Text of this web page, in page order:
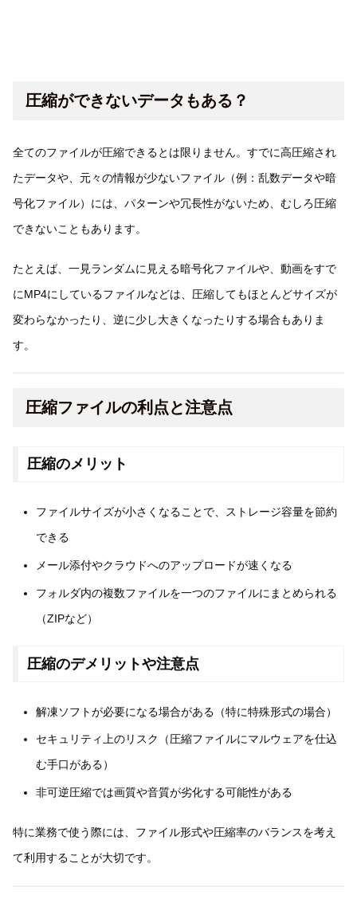
圧縮ができないデータもある？
全てのファイルが圧縮できるとは限りません。すでに高圧縮され
たデータや、元々の情報が少ないファイル（例：乱数データや暗
号化ファイル）には、パターンや冗長性がないため、むしろ圧縮
できないこともあります。
たとえば、一見ランダムに見える暗号化ファイルや、動画をすで
にMP4にしているファイルなどは、圧縮してもほとんどサイズが
変わらなかったり、逆に少し大きくなったりする場合もありま
す。
圧縮ファイルの利点と注意点
圧縮のメリット
ファイルサイズが小さくなることで、ストレージ容量を節約
できる
メール添付やクラウドへのアップロードが速くなる
フォルダ内の複数ファイルを一つのファイルにまとめられる
（ZIPなど）
圧縮のデメリットや注意点
解凍ソフトが必要になる場合がある（特に特殊形式の場合）
セキュリティ上のリスク（圧縮ファイルにマルウェアを仕込
む手口がある）
非可逆圧縮では画質や音質が劣化する可能性がある
特に業務で使う際には、ファイル形式や圧縮率のバランスを考え
て利用することが大切です。